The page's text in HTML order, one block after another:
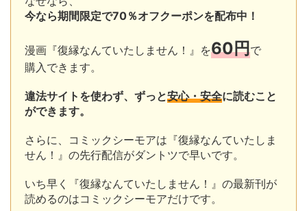
今なら期間限定で70％オフクーポンを配布中！
漫画『復縁なんていたしません！』を60円で
購入できます。
違法サイトを使わず、ずっと安心・安全に読むこと
ができます。
さらに、コミックシーモアは『復縁なんていたしま
せん！』の先行配信がダントツで早いです。
いち早く『復縁なんていたしません！』の最新刊が
読めるのはコミックシーモアだけです。